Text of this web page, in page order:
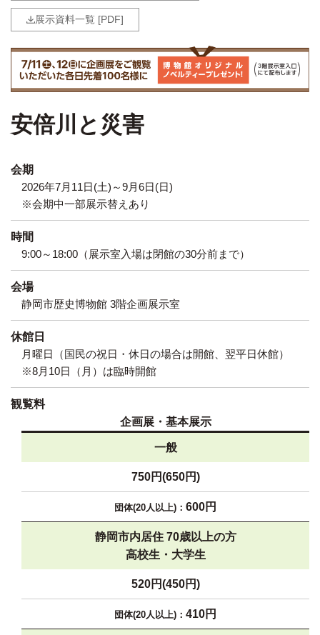
展示資料一覧 [PDF]
安倍川と災害
会期
2026年7月11日(土)～9月6日(日)
※会期中一部展示替えあり
時間
9:00～18:00（展示室入場は閉館の30分前まで）
会場
静岡市歴史博物館 3階企画展示室
休館日
月曜日（国民の祝日・休日の場合は開館、翌平日休館）
※8月10日（月）は臨時開館
観覧料
企画展・基本展示
一般
750円(650円)
600円
静岡市内居住70歳以上の方
高校生・大学生
520円(450円)
410円